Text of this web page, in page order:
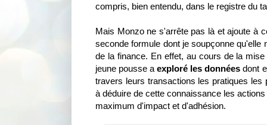
compris, bien entendu, dans le registre du
Mais Monzo ne s'arrête pas là et ajoute à
seconde formule dont je soupçonne qu'elle
de la finance. En effet, au cours de la
jeune pousse aexploré les données dont
travers leurs transactions les pratiques
à déduire de cette connaissance les
maximum d'impact et d'adhésion.